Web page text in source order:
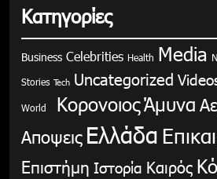
Κατηγορίες
Business Celebrities Health Media
Stories Tech Uncategorized
World ΚορονοιοςΆμυνα
Αποψεις Ελλάδα
Επιστήμη Ιστορία Καιρός